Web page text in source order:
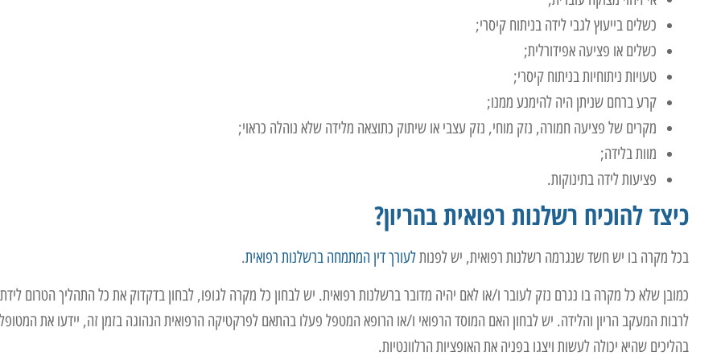
כשלים בייעוץ לגבי לידה בניתוח קיסרי;
כשלים או פציעה אפידורלית;
טעויות ניתוחיות בניתוח קיסרי;
קרע ברחם שניתן היה להימנע ממנו;
מקרים של פציעה חמורה, נזק מוחי, נזק עצבי או שיתוק כתוצאה מלידה שלא נוהלה כראוי;
מוות בלידה;
פציעות לידה בתינוקות.
כיצד להוכיח רשלנות רפואית בהריון?
בכל מקרה בו יש חשד שנגרמה רשלנות רפואית, יש לפנותלעורך דין המתמחה ברשלנות רפואית.
כמובן שלא כל מקרה בו נגרם נזק לעובר ו/או לאם יהיה מדובר ברשלנות רפואית. יש לבחון כל מקרה לגופו, לבחון בדקדוק את כל התהליך הטרום
לרבות המעקב הריון והלידה. יש לבחון האם המוסד הרפואי ו/או הרופא המטפל פעלו בהתאם לפרקטיקה הרפואית הנהוגה בזמן זה, יידעו את
בהליכים שהיא יכולה לעשות ויצגו בפניה את האופציות הרלוונטיות.